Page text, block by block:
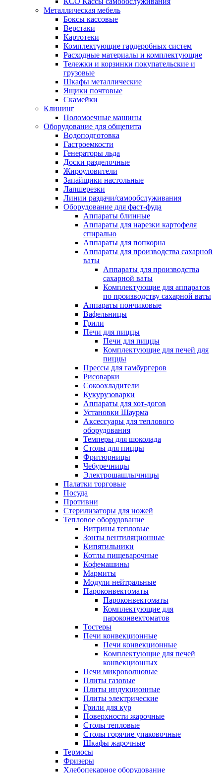
Металлическая мебель
Боксы кассовые
Верстаки
Картотеки
Комплектующие гардеробных систем
Расходные материалы и комплектующие
Тележки и корзинки покупательские и
грузовые
Шкафы металлические
Ящики почтовые
Скамейки
Клининг
Поломоечные машины
Оборудование для общепита
Водоподготовка
Гастроемкости
Генераторы льда
Доски разделочные
Жироуловители
Запайщики настольные
Лапшерезки
Линии раздачи/самообслуживания
Оборудование для фаст-фуда
Аппараты блинные
Аппараты для нарезки картофеля
спиралью
Аппараты для попкорна
Аппараты для производства сахарной
ваты
Аппараты для производства
сахарной ваты
Комплектующие для аппаратов
по производству сахарной ваты
Аппараты пончиковые
Вафельницы
Грили
Печи для пиццы
Печи для пиццы
Комплектующие для печей для
пиццы
Прессы для гамбургеров
Рисоварки
Сокоохладители
Кукурузоварки
Аппараты для хот-догов
Установки Шаурма
Аксессуары для теплового
оборудования
Темперы для шоколада
Столы для пиццы
Фритюрницы
Чебуречницы
Электрошашлычницы
Палатки торговые
Посуда
Противни
Стерилизаторы для ножей
Тепловое оборудование
Витрины тепловые
Зонты вентиляционные
Кипятильники
Котлы пищеварочные
Кофемашины
Мармиты
Модули нейтральные
Пароконвектоматы
Пароконвектоматы
Комплектующие для
пароконвектоматов
Тостеры
Печи конвекционные
Печи конвекционные
Комплектующие для печей
конвекционных
Печи микроволновые
Плиты газовые
Плиты индукционные
Плиты электрические
Грили для кур
Поверхности жарочные
Столы тепловые
Столы горячие упаковочные
Шкафы жарочные
Термосы
Фризеры
Хлебопекарное оборудование